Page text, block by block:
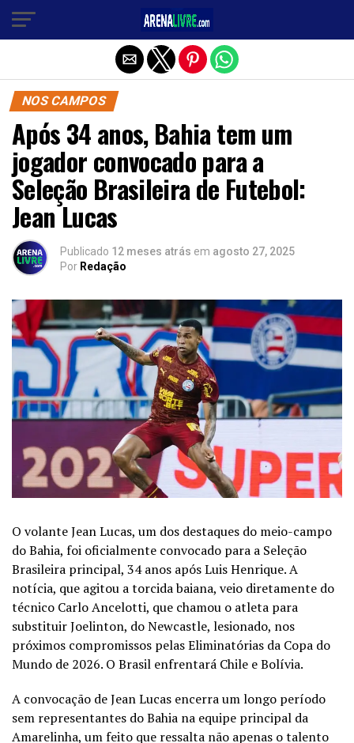
NOS CAMPOS
Após 34 anos, Bahia tem um
jogador convocado para a
Seleção Brasileira de Futebol:
Jean Lucas
Publicado 12 meses atrás em agosto 27, 2025
Por Redação
O volante Jean Lucas, um dos destaques do meio-campo
do Bahia, foi oficialmente convocado para a Seleção
Brasileira principal, 34 anos após Luis Henrique. A
notícia, que agitou a torcida baiana, veio diretamente do
técnico Carlo Ancelotti, que chamou o atleta para
substituir Joelinton, do Newcastle, lesionado, nos
próximos compromissos pelas Eliminatórias da Copa do
Mundo de 2026. O Brasil enfrentará Chile e Bolívia.
A convocação de Jean Lucas encerra um longo período
sem representantes do Bahia na equipe principal da
Amarelinha, um feito que ressalta não apenas o talento
Sair da versão mobile